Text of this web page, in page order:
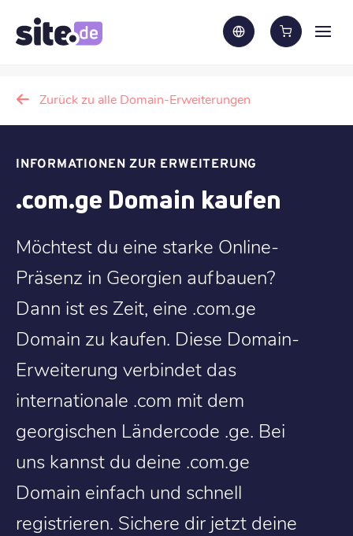
Zurück zu alle Domain-Erweiterungen
INFORMATIONEN ZUR ERWEITERUNG
.com.ge Domain kaufen
Möchtest du eine starke Online-
Präsenz in Georgien aufbauen?
Dann ist es Zeit, eine .com.ge
Domain zu kaufen. Diese Domain-
Erweiterung verbindet das
internationale .com mit dem
georgischen Ländercode .ge. Bei
uns kannst du deine .com.ge
Domain einfach und schnell
registrieren. Sichere dir jetzt deine